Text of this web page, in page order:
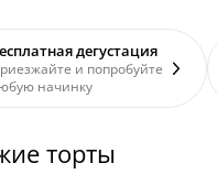
дегустация
и попробуйте
начинку
торты